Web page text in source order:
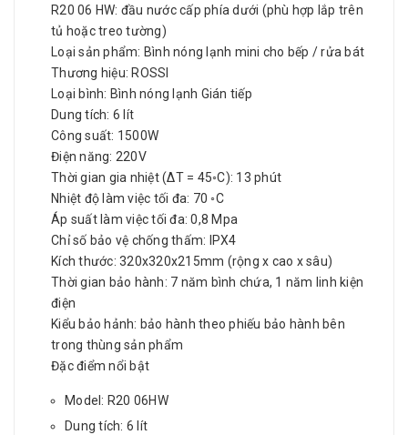
R20 06 HW: đầu nước cấp phía dưới (phù hợp lắp trên
tủ hoặc treo tường)
Loại sản phẩm: Bình nóng lạnh mini cho bếp / rửa bát
Thương hiệu: ROSSI
Loại bình: Bình nóng lạnh Gián tiếp
Dung tích: 6 lít
Công suất: 1500W
Điện năng: 220V
Thời gian gia nhiệt (∆T = 45◦C): 13 phút
Nhiệt độ làm việc tối đa: 70 ◦C
Áp suất làm việc tối đa: 0,8 Mpa
Chỉ số bảo vệ chống thấm: IPX4
Kích thước: 320x320x215mm (rộng x cao x sâu)
Thời gian bảo hành: 7 năm bình chứa, 1 năm linh kiện
điện
Kiểu bảo hảnh: bảo hành theo phiếu bảo hành bên
trong thùng sản phẩm
Đặc điểm nổi bật
Model: R20 06HW
Dung tích: 6 lít